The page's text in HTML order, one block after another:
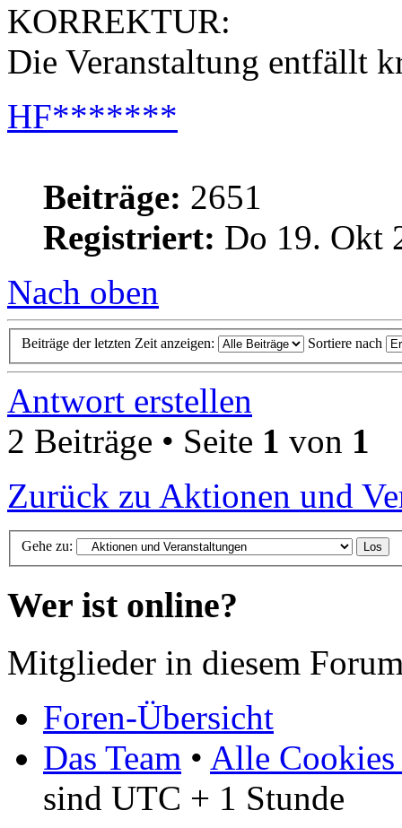
KORREKTUR:
Die Veranstaltung entfällt
HF*******
Beiträge: 2651
Registriert: Do 19. Okt
Nach oben
Beiträge der letzten Zeit anzeigen: Sortiere nach
Antwort erstellen
2 Beiträge • Seite 1 von 1
Zurück zu Aktionen und
Gehe zu:
Wer ist online?
Mitglieder in diesem
Foren-Übersicht
Das Team • Alle Cookies
sind UTC + 1 Stunde